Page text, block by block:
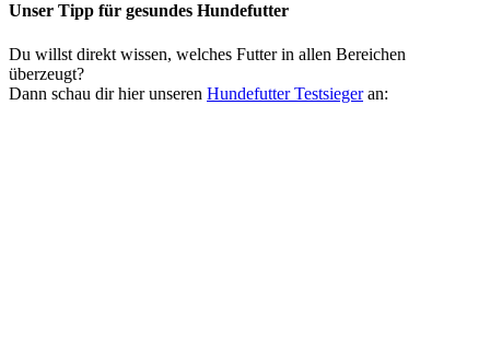
Unser Tipp für gesundes Hundefutter
Du willst direkt wissen, welches Futter in allen Bereichen
überzeugt?
Dann schau dir hier unseren Hundefutter Testsiegeran: